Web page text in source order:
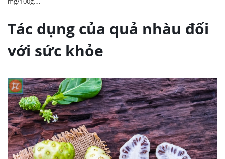
Tác dụng của quả nhàu đối
với sức khỏe